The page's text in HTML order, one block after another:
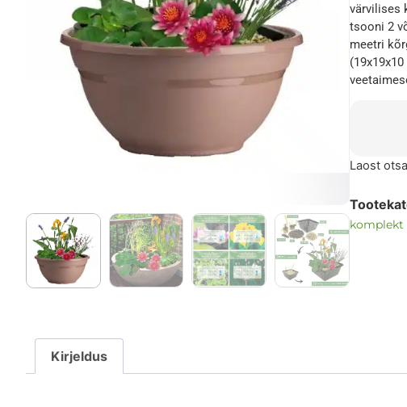
värvilises
tsooni 2
meetri
Laost
komplekt
Kirjeldus